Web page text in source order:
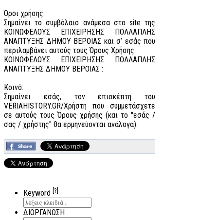
Όροι χρήσης:
Σημαίνει το συμβόλαιο ανάμεσα στο site της
ΚΟΙΝΩΦΕΛΟΥΣ ΕΠΙΧΕΙΡΗΣΗΣ ΠΟΛΛΑΠΛΗΣ
ΑΝΑΠΤΥΞΗΣ ΔΗΜΟΥ ΒΕΡΟΙΑΣ και σ’ εσάς που
περιλαμβάνει αυτούς τους Όρους Χρήσης.
ΚΟΙΝΩΦΕΛΟΥΣ ΕΠΙΧΕΙΡΗΣΗΣ ΠΟΛΛΑΠΛΗΣ
ΑΝΑΠΤΥΞΗΣ ΔΗΜΟΥ ΒΕΡΟΙΑΣ :
Κοινό:
Σημαίνει εσάς, τον επισκέπτη του
VERIAHISTORY.GR/Χρήστη που συμμετάσχετε
σε αυτούς τους Όρους χρήσης (και το "εσάς /
σας / χρήστης" θα ερμηνεύονται ανάλογα).
Keyword [?]
ΔΙΟΡΓΑΝΩΣΗ